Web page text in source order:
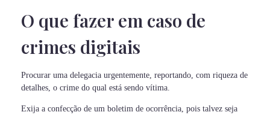
O que fazer em caso de
crimes digitais
Procurar uma delegacia urgentemente, reportando, com riqueza de
detalhes, o crime do qual está sendo vítima.
Exija a confecção de um boletim de ocorrência, pois talvez seja